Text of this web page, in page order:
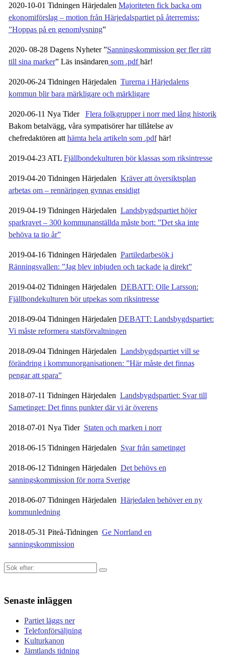
2020-10-01 Tidningen Härjedalen Majoriteten fick backa om
ekonomiförslag – motion från Härjedalspartiet på återremiss:
”Hoppas på en genomlysning”
2020- 08-28 Dagens Nyheter ”Sanningskommission ger fler rätt
till sina marker” Läs insändaren som .pdfhär!
2020-06-24 Tidningen Härjedalen Turerna i Härjedalens
kommun blir bara märkligare och märkligare
2020-06-11 Nya Tider Flera folkgrupper i norr med lång historik
Bakom betalvägg, våra sympatisörer har tillåtelse av
chefredaktören att hämta hela artikeln som .pdfhär!
2019-04-23 ATL Fjällbondekulturen bör klassas som riksintresse
2019-04-20 Tidningen Härjedalen Kräver att översiktsplan
arbetas om – rennäringen gynnas ensidigt
2019-04-19 Tidningen Härjedalen Landsbygdspartiet höjer
sparkravet – 300 kommunanställda måste bort: ”Det ska inte
behöva ta tio år”
2019-04-16 Tidningen Härjedalen Partiledarbesök i
Ränningsvallen: ”Jag blev inbjuden och tackade ja direkt”
2019-04-02 Tidningen Härjedalen DEBATT: Olle Larsson:
Fjällbondekulturen bör utpekas som riksintresse
2018-09-04 Tidningen Härjedalen DEBATT: Landsbygdspartiet:
Vi måste reformera statsförvaltningen
2018-09-04 Tidningen Härjedalen Landsbygdspartiet vill se
förändring i kommunorganisationen: ”Här måste det finnas
pengar att spara”
2018-07-11 Tidningen Härjedalen Landsbygdspartiet: Svar till
Sametinget: Det finns punkter där vi är överens
2018-07-01 Nya Tider Staten och marken i norr
2018-06-15 Tidningen Härjedalen Svar från sametinget
2018-06-12 Tidningen Härjedalen Det behövs en
sanningskommission för norra Sverige
2018-06-07 Tidningen Härjedalen Härjedalen behöver en ny
kommunledning
2018-05-31 Piteå-Tidningen Ge Norrland en
sanningskommission
Sök
Senaste inläggen
Partiet läggs ner
Telefonförsäljning
Kulturkanon
Jämtlands tidning